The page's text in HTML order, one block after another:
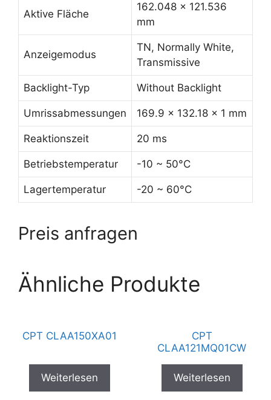
Aktive Fläche
162.048 x 121.536
mm
Anzeigemodus
TN, Normally White,
Transmissive
Backlight-Typ Without Backlight
Umrissabmessungen 169.9 x 132.18 x 1 mm
Reaktionszeit 20 ms
Betriebstemperatur -10 ~ 50°C
Lagertemperatur -20 ~ 60°C
Preis anfragen
Ähnliche Produkte
CPT CLAA150XA01
Weiterlesen
CPT
CLAA121MQ01CW
Weiterlesen